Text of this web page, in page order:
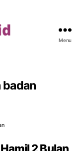
Menu
2 Bulan